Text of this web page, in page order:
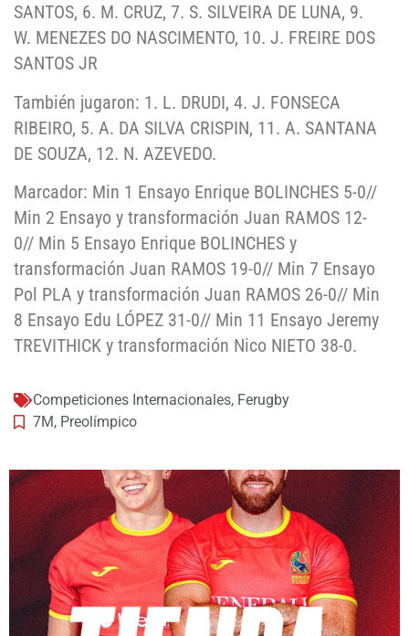
SANTOS, 6. M. CRUZ, 7. S. SILVEIRA DE LUNA, 9.
W. MENEZES DO NASCIMENTO, 10. J. FREIRE DOS
SANTOS JR
También jugaron: 1. L. DRUDI, 4. J. FONSECA
RIBEIRO, 5. A. DA SILVA CRISPIN, 11. A. SANTANA
DE SOUZA, 12. N. AZEVEDO.
Marcador: Min 1 Ensayo Enrique BOLINCHES 5-0//
Min 2 Ensayo y transformación Juan RAMOS 12-
0// Min 5 Ensayo Enrique BOLINCHES y
transformación Juan RAMOS 19-0// Min 7 Ensayo
Pol PLA y transformación Juan RAMOS 26-0// Min
8 Ensayo Edu LÓPEZ 31-0// Min 11 Ensayo Jeremy
TREVITHICK y transformación Nico NIETO 38-0.
Competiciones Internacionales, Ferugby
7M, Preolímpico